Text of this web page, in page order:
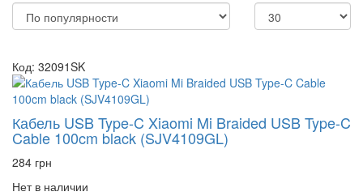
Код: 32091SK
Кабель USB Type-C Xiaomi Mi Braided USB Type-C
Cable 100cm black (SJV4109GL)
284 грн
Нет в наличии